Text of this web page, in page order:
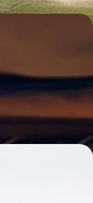
avec vos
rythmé dans un
âge